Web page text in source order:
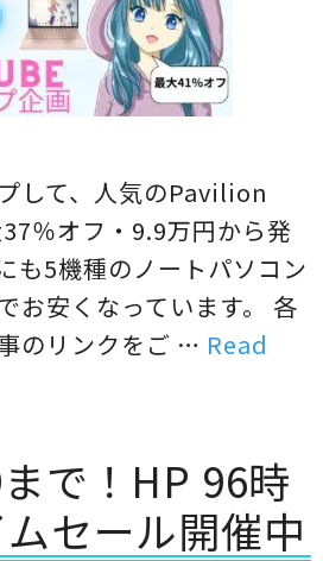
して、人気のPavilion
％オフ・9.9万円から発
も5機種のノートパソコン
お安くなっています。 各
のリンクをご … Read
で！HP 96時
セール開催中